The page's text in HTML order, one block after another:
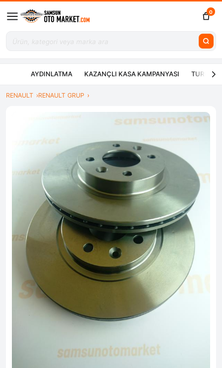
0
AYDINLATMA KAZANÇLI KASA KAMPANYASI TURBO
RENAULT RENAULT GRUP